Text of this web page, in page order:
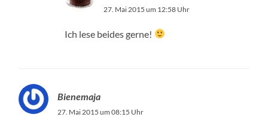
27. Mai 2015 um 12:58 Uhr
Ich lese beides gerne!
Bienemaja
27. Mai 2015 um 08:15 Uhr